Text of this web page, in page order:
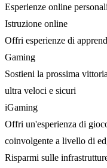
Esperienze online
Istruzione online
Offri esperienze di
Gaming
Sostieni la prossima
ultra veloci e sicuri
iGaming
Offri un'esperienza di
coinvolgente a livello di
Risparmi sulle